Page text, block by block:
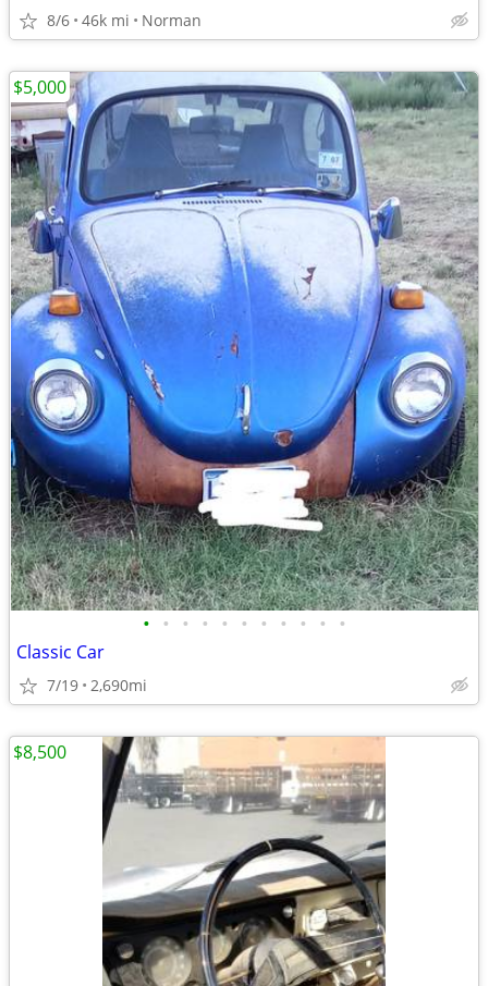
8/6 46k mi Norman
• • • • • • • • • • •
Classic Car
7/19 2,690mi
$5,000
$8,500